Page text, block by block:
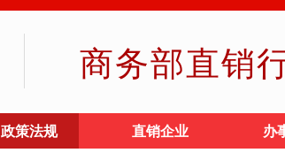
商务部直销
政策法规 直销企业 办